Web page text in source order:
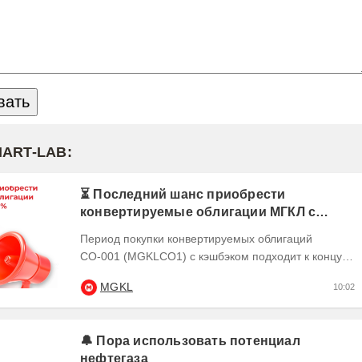
LAB:
⏳ Последний шанс приобрести
конвертируемые облигации МГКЛ с
Период покупки конвертируемых облигаций
СО-001 (MGKLCO1) с кэшбэком подходит к концу.
квалифицированным...
MGKL 10:02
🔔 Пора использовать потенциал
нефтегаза